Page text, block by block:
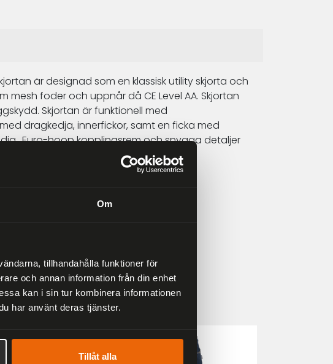
Om
tillhandahålla funktioner för
och annan information från din enhet
kan i sin tur kombinera informationen
har använt deras tjänster.
Tillåt alla
är designad som en klassisk utility skjorta och
foder och uppnår då CE Level AA. Skjortan
Skjortan är funktionell med
dragkedja, innerfickor, samt en ficka med
Euro-hoop kopplingsrem och snygga detaljer
på
33 %